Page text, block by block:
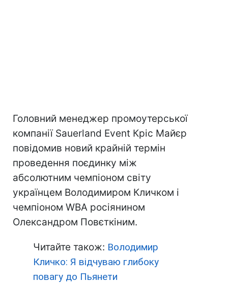
Головний менеджер промоутерської
компанії Sauerland Event Кріс Майєр
повідомив новий крайній термін
проведення поєдинку між
абсолютним чемпіоном світу
українцем Володимиром Кличком і
чемпіоном WBA росіянином
Олександром Повєткіним.
Читайте також: Володимир
Кличко: Я відчуваю глибоку
повагу до Пьянети